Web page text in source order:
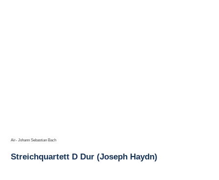
Air- Johann Sebastian Bach
Streichquartett D Dur (Joseph Haydn)